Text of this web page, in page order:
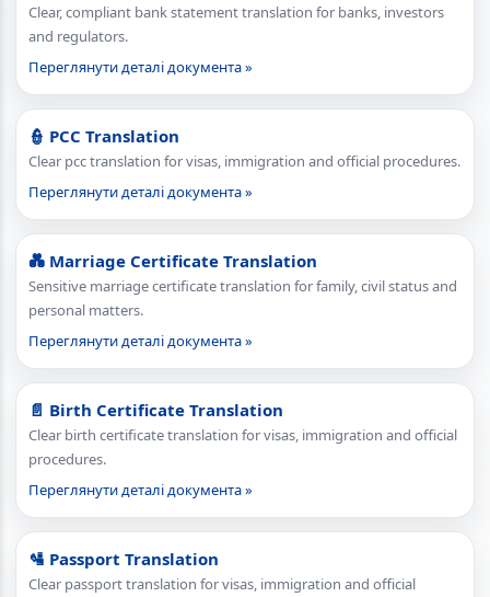
Clear, compliant bank statement translation for banks, investors
and regulators.
Переглянути деталі документа »
👮 PCC Translation
Clear pcc translation for visas, immigration and official procedures.
Переглянути деталі документа »
💑 Marriage Certificate Translation
Sensitive marriage certificate translation for family, civil status and
personal matters.
Переглянути деталі документа »
📄 Birth Certificate Translation
Clear birth certificate translation for visas, immigration and official
procedures.
Переглянути деталі документа »
🛂 Passport Translation
Clear passport translation for visas, immigration and official